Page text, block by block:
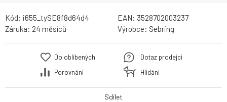
Kód: i655_tySE8f8d64d4 EAN: 3528702003237
Záruka: 24 měsíců Výrobce: Sebring
Do oblíbených
Porovnání
Dotaz prodejci
Hlídání
Sdílet